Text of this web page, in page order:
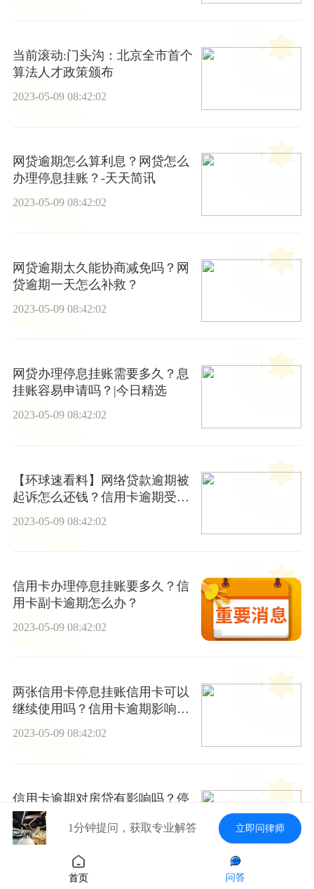
当前滚动:门头沟：北京全市首个
算法人才政策颁布
2023-05-09 08:42:02
网贷逾期怎么算利息？网贷怎么
办理停息挂账？-天天简讯
2023-05-09 08:42:02
网贷逾期太久能协商减免吗？网
贷逾期一天怎么补救？
2023-05-09 08:42:02
网贷办理停息挂账需要多久？息
挂账容易申请吗？|今日精选
2023-05-09 08:42:02
【环球速看料】网络贷款逾期被
起诉怎么还钱？信用卡逾期受限
2023-05-09 08:42:02
信用卡办理停息挂账要多久？信
用卡副卡逾期怎么办？
2023-05-09 08:42:02
两张信用卡停息挂账信用卡可以
继续使用吗？信用卡逾期影响办
ETC吗？
2023-05-09 08:42:02
信用卡逾期对房贷有影响吗？停
息分期和停息挂账的区别是什
么？ 全球最新
2023-05-09 08:42:02
1分钟提问，获取专业解答 立即问律师
首页 问答